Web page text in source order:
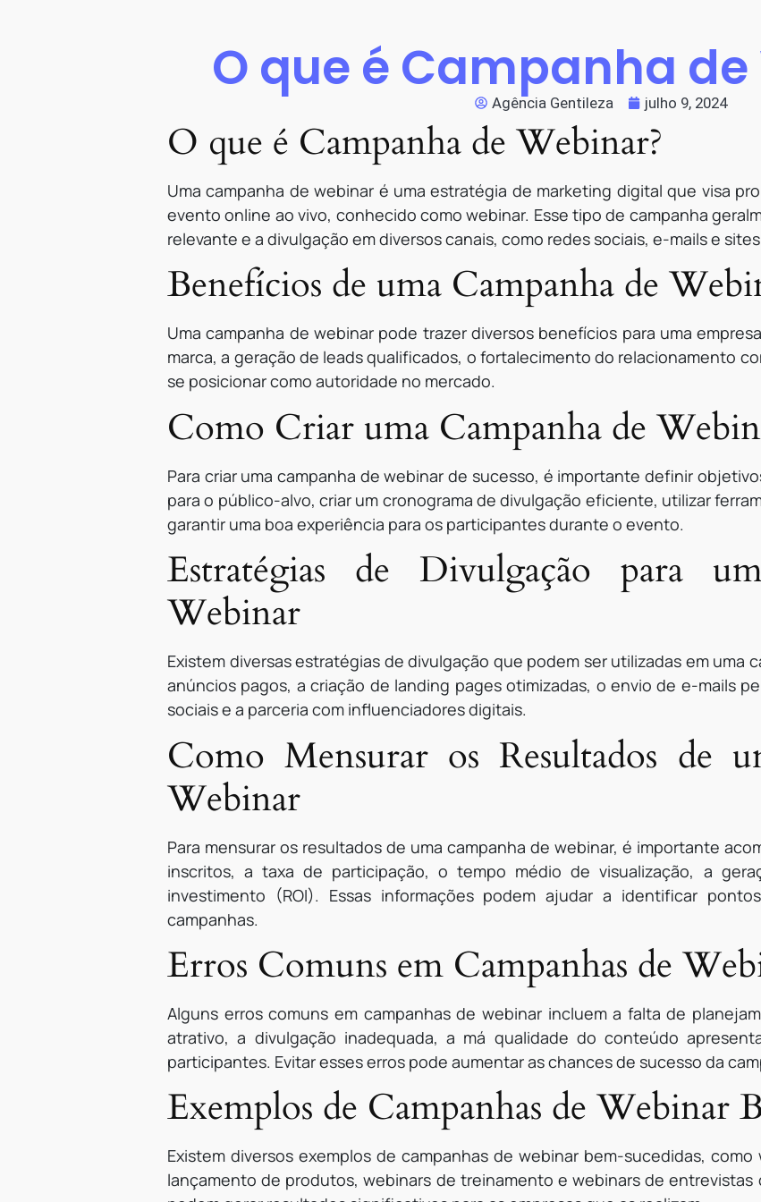
O que é Campanha
Agência Gentileza julho 9, 2024
O que é Campanha de Webinar?
Uma campanha de webinar é uma estratégia de marketing digital que visa
evento online ao vivo, conhecido como webinar. Esse tipo de campanha
relevante e a divulgação em diversos canais, como redes sociais, e-mails e
Benefícios de uma Campanha de
Uma campanha de webinar pode trazer diversos benefícios para uma
marca, a geração de leads qualificados, o fortalecimento do relacionamento
se posicionar como autoridade no mercado.
Como Criar uma Campanha de
Para criar uma campanha de webinar de sucesso, é importante definir
para o público-alvo, criar um cronograma de divulgação eficiente, utilizar
garantir uma boa experiência para os participantes durante o evento.
Estratégias de Divulgação para
Webinar
Existem diversas estratégias de divulgação que podem ser utilizadas em uma
anúncios pagos, a criação de landing pages otimizadas, o envio de e-mails
sociais e a parceria com influenciadores digitais.
Como Mensurar os Resultados de
Webinar
Para mensurar os resultados de uma campanha de webinar, é importante
inscritos, a taxa de participação, o tempo médio de visualização, a
investimento (ROI). Essas informações podem ajudar a identificar
campanhas.
Erros Comuns em Campanhas de
Alguns erros comuns em campanhas de webinar incluem a falta de
atrativo, a divulgação inadequada, a má qualidade do conteúdo
participantes. Evitar esses erros pode aumentar as chances de sucesso da
Exemplos de Campanhas de Webinar
Existem diversos exemplos de campanhas de webinar bem-sucedidas,
lançamento de produtos, webinars de treinamento e webinars de entrevistas